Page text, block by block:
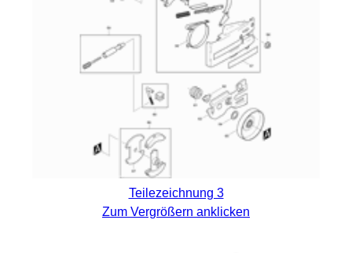
Teilezeichnung 3
Zum Vergrößern anklicken